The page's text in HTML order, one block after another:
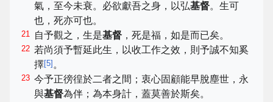
氣，至今未衰。必欲獻吾之身，以弘基督。生可
也，死亦可也。
21 自予觀之，生是基督 ，死是福，如是而已矣。
22 若尚須予暫延此生，以收工作之效，則予誠不知奚
擇[5] 。
23 今予正徬徨於二者之間；衷心固顧能早脫塵世，永
與基督為伴；為本身計，蓋莫善於斯矣。